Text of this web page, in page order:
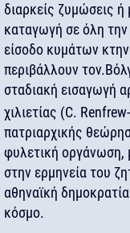
διαρκείς ζυμώσεις
καταγωγή σε όλη
είσοδο κυμάτων
περιβάλλουν
σταδιακή εισαγωγή
χιλιετίας (C.
πατριαρχικής
φυλετική οργάνωση,
στην ερμηνεία του
αθηναϊκή
κόσμο.